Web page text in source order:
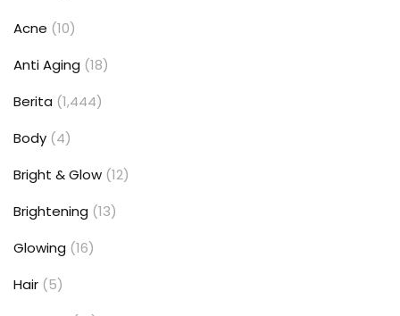
Acne (10)
Anti Aging (18)
Berita (1,444)
Body (4)
Bright & Glow (12)
Brightening (13)
Glowing (16)
Hair (5)